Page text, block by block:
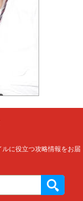
に役立つ攻略情報をお届